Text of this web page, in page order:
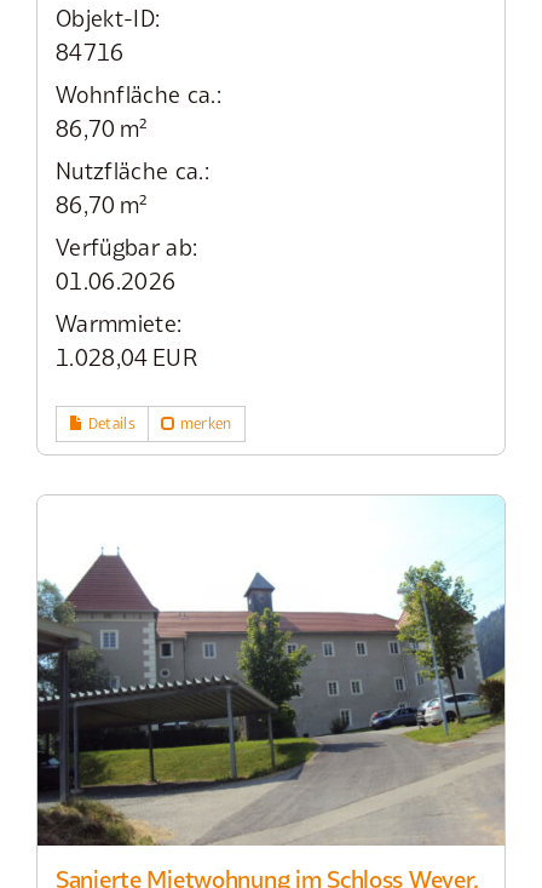
Objekt-ID:
84716
Wohnfläche ca.:
86,70 m²
Nutzfläche ca.:
86,70 m²
Verfügbar ab:
01.06.2026
Warmmiete:
1.028,04 EUR
Details merken
Sanierte Mietwohnung im Schloss Weyer,